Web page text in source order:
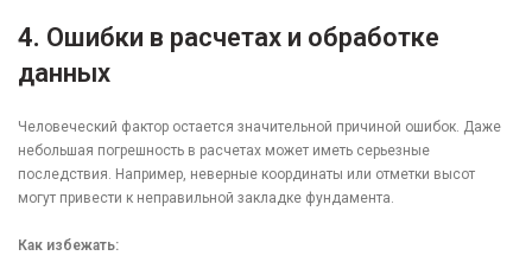
4. Ошибки в расчетах и обработке
данных
Человеческий фактор остается значительной причиной ошибок. Даже
небольшая погрешность в расчетах может иметь серьезные
последствия. Например, неверные координаты или отметки высот
могут привести к неправильной закладке фундамента.
Как избежать: